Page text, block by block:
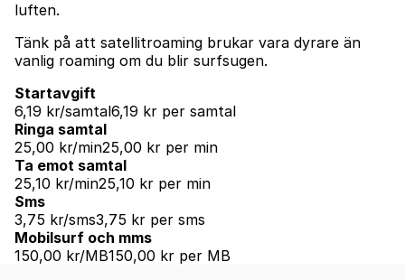
luften.
Tänk på att satellitroaming brukar vara dyrare än
vanlig roaming om du blir surfsugen.
Startavgift
6,19 kr/samtal6,19 kr per samtal
Ringa samtal
25,00 kr/min25,00 kr per min
Ta emot samtal
25,10 kr/min25,10 kr per min
Sms
3,75 kr/sms3,75 kr per sms
Mobilsurf och mms
150,00 kr/MB150,00 kr per MB